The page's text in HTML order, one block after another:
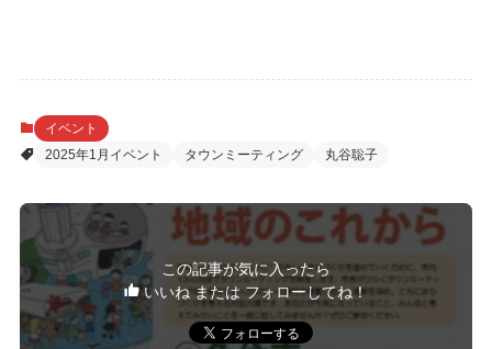
イベント
2025年1月イベント
タウンミーティング 丸谷聡子
この記事が気に入ったら
いいね または フォローしてね！